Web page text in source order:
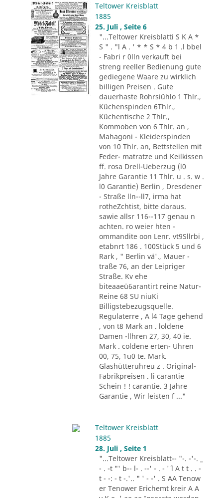
Teltower Kreisblatt
1885
25. Juli , Seite 6
"...Teltower Kreisblatti S K A *
S " . "l A . ' * * S * 4 b 1 .l bbel
- Fabri r 0lln verkauft bei
streng reeller Bedienung gute
gediegene Waare zu wirklich
billigen Preisen . Gute
dauerhaste Rohrsiühlo 1 Thlr.,
Küchenspinden 6Thlr.,
Küchentische 2 Thlr.,
Kommoben von 6 Thlr. an ,
Mahagoni - Kleiderspinden
von 10 Thlr. an, Bettstellen mit
Feder- matratze und Keilkissen
ff. rosa Drell-Ueberzug (l0
Jahre Garantie 11 Thlr. u . s. w .
l0 Garantie) Berlin , Dresdener
- Straße lln--ll7, irma hat
rotheZchtist, bitte daraus.
sawie allsr 116--117 genau n
achten. ro weier hten -
ommandite oon Lenr. vt9Sllrbi ,
etabnrt 186 . 100Stück 5 und 6
Rark , " Berlin vä'., Mauer -
traße 76, an der Leipriger
Straße. Kv ehe
biteaaeü6arantirt reine Natur-
Reine 68 SU niuKi
Billigstebezugsquelle.
Regulaterre , A l4 Tage gehend
, von t8 Mark an . loldene
Damen -llhren 27, 30, 40 ie.
Mark . coldene erten- Uhren
00, 75, 1u0 te. Mark.
Glashütteruhreu z . Original-
Fabrikpreisen . li carantie
Schein ! ! carantie. 3 Jahre
Garantie , Wir leisten f ..."
Teltower Kreisblatt
1885
28. Juli , Seite 1
"...Teltower Kreisblatt-- "-. -'-. _
- . -t "' b-- l- . --' - . - '´ l A t t . . -
t - -: - t -.'.. " ' - -' . S AA Tenow
er Tenower Erichemt kreir A A